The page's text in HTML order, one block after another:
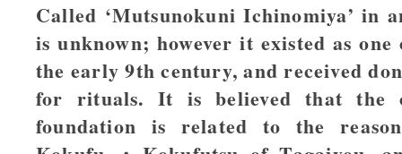
Called ‘Mutsunokuni Ichinomiya’ in
is unknown; however it existed as
the early 9th century, and received
for rituals. It is believed that the
foundation is related to the